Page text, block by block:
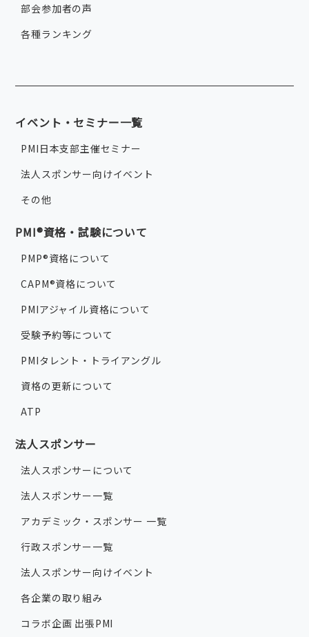
部会参加者の声
各種ランキング
イベント・セミナー一覧
PMI日本支部主催セミナー
法人スポンサー向けイベント
その他
PMI®資格・試験について
PMP®資格について
CAPM®資格について
PMIアジャイル資格について
受験予約等について
PMIタレント・トライアングル
資格の更新について
ATP
法人スポンサー
法人スポンサーについて
法人スポンサー一覧
アカデミック・スポンサー 一覧
行政スポンサー一覧
法人スポンサー向けイベント
各企業の取り組み
コラボ企画 出張PMI